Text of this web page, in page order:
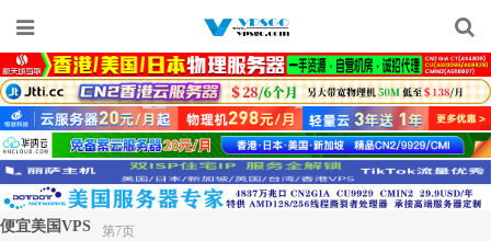
便宜美国VPS 第7页